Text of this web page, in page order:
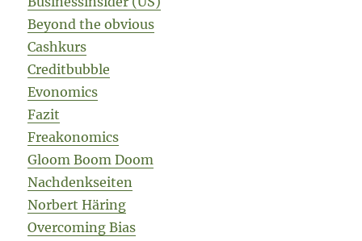
Beyond the obvious
Cashkurs
Creditbubble
Evonomics
Fazit
Freakonomics
Gloom Boom Doom
Nachdenkseiten
Norbert Häring
Overcoming Bias